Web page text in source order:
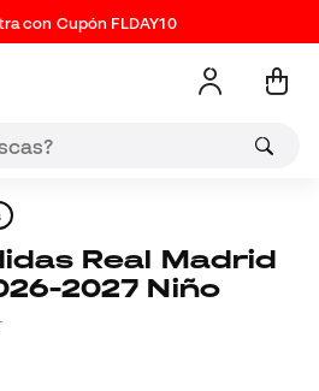
con Cupón FLDAY10
2027 Niño